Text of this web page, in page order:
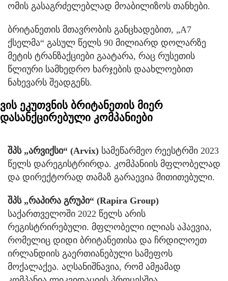
ომის გასაგრძელებლად მოაბილიზოს თანხები.
ბრიტანეთის მთავრობის განცხადებით, „A7
ქსელმა“ გასულ წელს 90 მილიარდ დოლარზე
მეტის ტრანზაქციები გაატარა, რაც რუსეთის
წლიური სამხედრო ხარჯების დაახლოებით
ნახევარს შეადგენს.
ვის ეკუთვნის ბრიტანეთის მიერ
დასანქცირებული კომპანიები
შპს „არვიქსი“ (Arvix) სამეწარმეო რეესტრში 2023
წელს დარეგისტრირდა. კომპანიის მფლობელად
და დირექტორად თამაზ გარაევია მითითებული.
შპს „რაპირა გრუპი“ (Rapira Group)
საქართველოში 2022 წელს არის
რეგისტრირებული. მფლობელი ილიას აჰაევია,
რომელიც დიდი ბრიტანეთისა და ჩრდილოეთ
ირლანდიის გაერთიანებული სამეფოს
მოქალაქეა. აღსანიშნავია, რომ ამჟამად